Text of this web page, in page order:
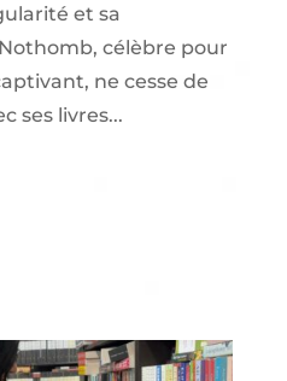
et sa
célèbre pour
ne cesse de
ses livres...